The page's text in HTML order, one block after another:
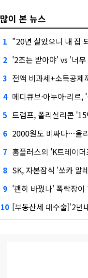
많이 본 뉴스
1 "20년 살았으니 내 집
2 '2조는 받아야' vs '너무 비싸
3 전액 비과세+소득공제
4 메디큐브·아누아·리르, '눈
5 트럼프, 폴리실리콘 '15% 관세'
6 2000원도 비싸다…올리브영, 다
7 홈플러스의 'K트레이더조'
8 SK, 자본잠식 '쏘카 말
9 '괜히 바꿨나' 폭락장이 할퀸
10 [부동산세 대수술]'2년내